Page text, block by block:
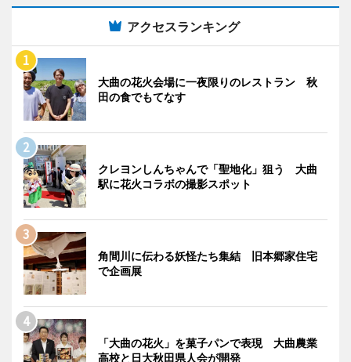
アクセスランキング
大曲の花火会場に一夜限りのレストラン 秋
田の食でもてなす
クレヨンしんちゃんで「聖地化」狙う 大曲
駅に花火コラボの撮影スポット
角間川に伝わる妖怪たち集結 旧本郷家住宅
で企画展
「大曲の花火」を菓子パンで表現 大曲農業
高校と日大秋田県人会が開発